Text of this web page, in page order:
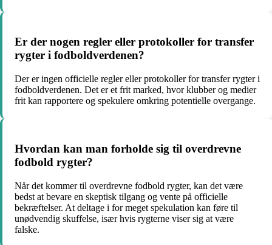
Er der nogen regler eller protokoller for transfer
rygter i fodboldverdenen?
Der er ingen officielle regler eller protokoller for transfer rygter i
fodboldverdenen. Det er et frit marked, hvor klubber og medier
frit kan rapportere og spekulere omkring potentielle overgange.
Hvordan kan man forholde sig til overdrevne
fodbold rygter?
Når det kommer til overdrevne fodbold rygter, kan det være
bedst at bevare en skeptisk tilgang og vente på officielle
bekræftelser. At deltage i for meget spekulation kan føre til
unødvendig skuffelse, især hvis rygterne viser sig at være
falske.